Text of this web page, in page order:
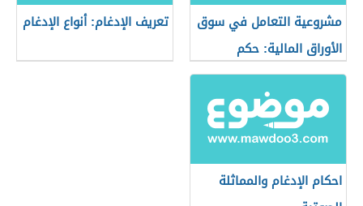
مشروعية التعامل في سوق
الأوراق المالية: حكم
التعامل في البورصة
تعريف الإدغام: أنواع الإدغام
احكام الإدغام والمماثلة